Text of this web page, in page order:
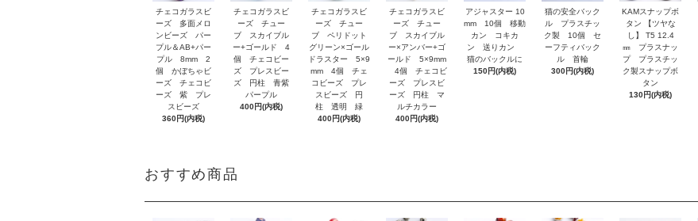
チェコガラスビ
ーズ 多面メロ
ンビーズ パー
プル＆AB+パー
プル 8mm 2
個 かぼちゃビ
ーズ チェコビ
ーズ 紫 プレ
スビーズ
360円(内税)
チェコガラスビ
ーズ チュー
ブ スカイブル
ー+ゴールド 4
個 チェコビー
ズ プレスビー
ズ 円柱 青紫
パープル
400円(内税)
チェコガラスビ
ーズ チュー
ブ ペリドット
グリーン×ゴール
ドラスター 5×9
mm 4個 チェ
コビーズ プレ
スビーズ 円
柱 透明 緑
400円(内税)
チェコガラスビ
ーズ チュー
ブ スカイブル
ー×アンバー+ゴ
ールド 5×9mm
4個 チェコビ
ーズ プレスビ
ーズ 円柱 マ
ルチカラー
400円(内税)
アジャスター 10
mm 10個 移動
カン コキカ
ン 送りカン
猫のバックルに
150円(内税)
猫の安全バック
ル プラスチッ
ク製 10個 セ
ーフティバック
ル 首輪
300円(内税)
KAMスナップボ
タン 【ツヤな
し】 T5 12.4
㎜ プラスナッ
プ プラスチッ
ク製スナップボ
タン
130円(内税)
おすすめ商品